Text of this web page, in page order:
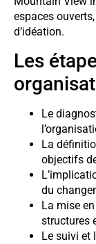
espaces
d’idéation.
Les
Le
La
objectifs
du
La mise
structures
Le suivi et